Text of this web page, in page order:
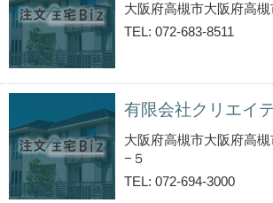
大阪府高槻市大阪府高
TEL: 072-683-8511
有限会社クリエイ
大阪府高槻市大阪府高
−５
TEL: 072-694-3000